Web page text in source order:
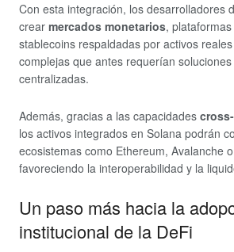
Con esta integración, los desarrolladores
crear mercados monetarios,
stablecoins respaldadas por activos
complejas que antes requerían
centralizadas.
Además, gracias a las capacidades
los activos integrados en Solana podrán
ecosistemas como Ethereum, Avalanche
favoreciendo la interoperabilidad y la
Un paso más hacia la
institucional de la DeFi